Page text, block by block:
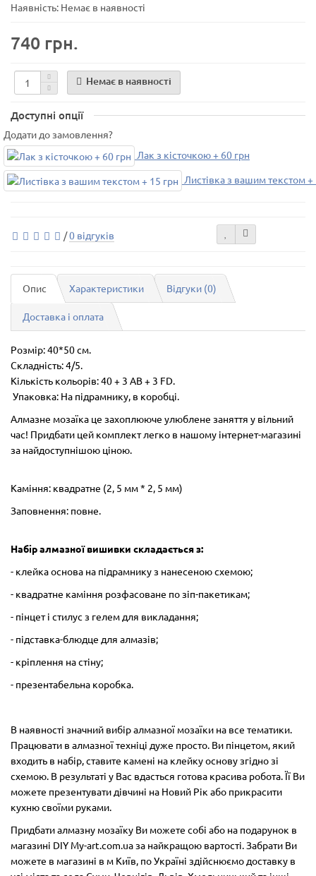
Наявність: Немає в наявності
740 грн.
Немає в наявності
Доступні опції
Додати до замовлення?
Лак з кісточкою + 60 грн
Листівка з вашим текстом +
/0 відгуків
Опис Характеристики Відгуки (0)
Доставка і оплата
Розмір: 40*50 см.
Складність: 4/5.
Кількість кольорів:40 + 3 AB + 3 FD.
Упаковка: На підрамнику, в коробці.
Алмазне мозаїка це захоплююче улюблене заняття у вільний
час! Придбати цей комплект легко в нашому інтернет-магазині
за найдоступнішою ціною.
Каміння: квадратне (2, 5 мм * 2, 5 мм)
Заповнення: повне.
Набір алмазної вишивки складається з:
- клейка основа на підрамнику з нанесеною схемою;
- квадратне каміння розфасоване по зіп-пакетикам;
- пінцет і стилус з гелем для викладання;
- підставка-блюдце для алмазів;
- кріплення на стіну;
- презентабельна коробка.
В наявності значний вибір алмазної мозаїки на все тематики.
Працювати в алмазної техніці дуже просто. Ви пінцетом, який
входить в набір, ставите камені на клейку основу згідно зі
схемою. В результаті у Вас вдасться готова красива робота. Її Ви
можете презентувати дівчині на Новий Рік або прикрасити
кухню своїми руками.
Придбати алмазну мозаїку Ви можете собі або на подарунок в
магазині DIY My-art.com.ua за найкращою вартості. Забрати Ви
можете в магазині в м Київ, по Україні здійснюємо доставку в